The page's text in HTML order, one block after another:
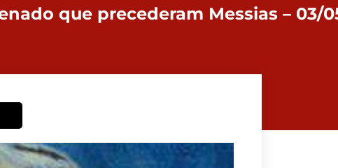
que precederam Messias – 03/